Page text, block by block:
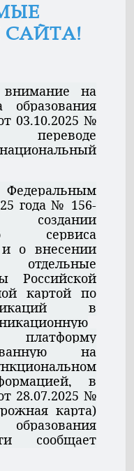
САЙТА!
на
образования
03.10.2025 №
Федеральным
года № 156-
сервиса
о внесении
Российской
картой по
в
платформу
на
в
28.07.2025 №
карта)
сообщает